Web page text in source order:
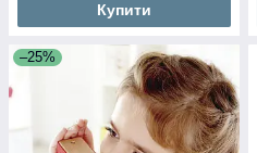
Купити
–25%